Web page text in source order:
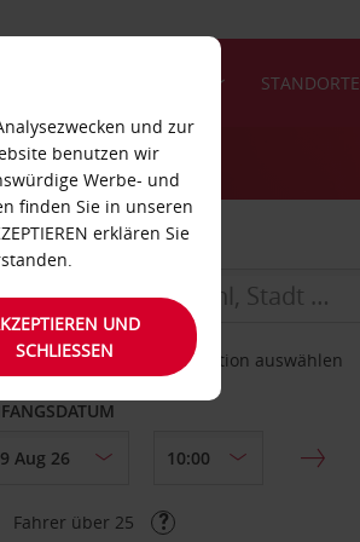
STANDORTE
VON
Eine andere Rückgabestation auswählen
Fahrer über 25
und zur
benutzen wir
Werbe- und
finden Sie in unseren
erklären Sie
UND
SCHLIESSEN